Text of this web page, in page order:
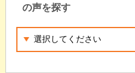
の声を探す